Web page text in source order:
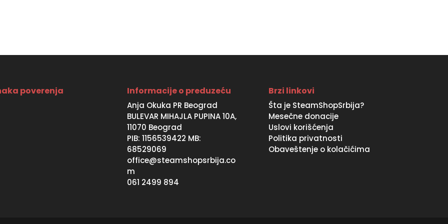
poverenja Informacije o preduzeću
Anja Okuka PR Beograd
BULEVAR MIHAJLA PUPINA 10A,
11070 Beograd
PIB: 1156539422 MB:
68529069
office@steamshopsrbija.co
m
061 2499 894
Brzi linkovi
Šta je SteamShopSrbija?
Mesečne donacije
Uslovi korišćenja
Politika privatnosti
Obaveštenje o kolačićima